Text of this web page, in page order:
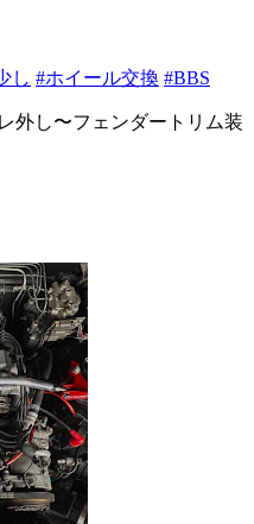
し #ホイール交換 #BBS
外し〜フェンダートリム装